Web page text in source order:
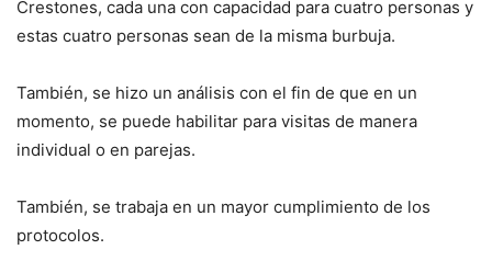
Crestones, cada una con capacidad para cuatro personas y
estas cuatro personas sean de la misma burbuja.
También, se hizo un análisis con el fin de que en un
momento, se puede habilitar para visitas de manera
individual o en parejas.
También, se trabaja en un mayor cumplimiento de los
protocolos.